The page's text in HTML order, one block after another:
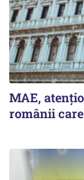
MAE,
românii